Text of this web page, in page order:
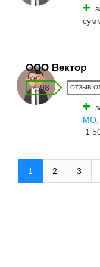
ООО Вектор
4.98 ОТЗЫВ
МО,
1
1 2 3